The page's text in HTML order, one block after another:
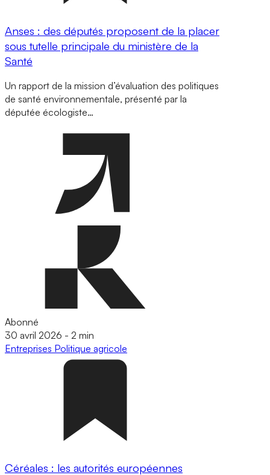
Anses : des députés proposent de la placer
sous tutelle principale du ministère de la
Santé
Un rapport de la mission d’évaluation des politiques
de santé environnementale, présenté par la
députée écologiste…
Abonné
30 avril 2026 - 2 min
Entreprises Politique agricole
Céréales : les autorités européennes